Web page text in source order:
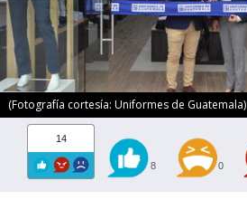
(Fotografía cortesía: Uniformes de Guatemala)
14
8 0